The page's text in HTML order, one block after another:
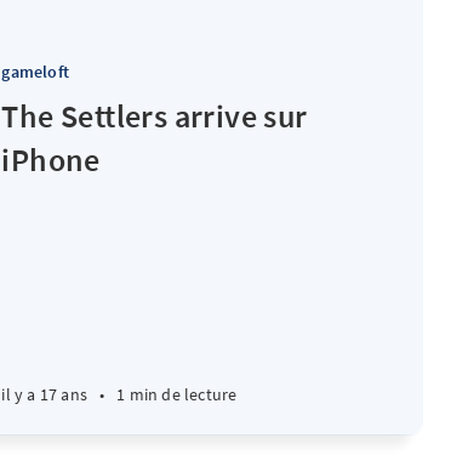
gameloft
The Settlers arrive sur
iPhone
il y a 17 ans • 1 min de lecture